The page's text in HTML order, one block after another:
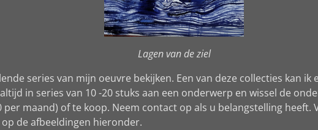
Lagen van de ziel
series van mijn oeuvre bekijken. Een van deze collecties kan
in series van 10 -20 stuks aan een onderwerp en wissel de
per maand) of te koop. Neem contact op als u belangstelling heeft.
de afbeeldingen hieronder.